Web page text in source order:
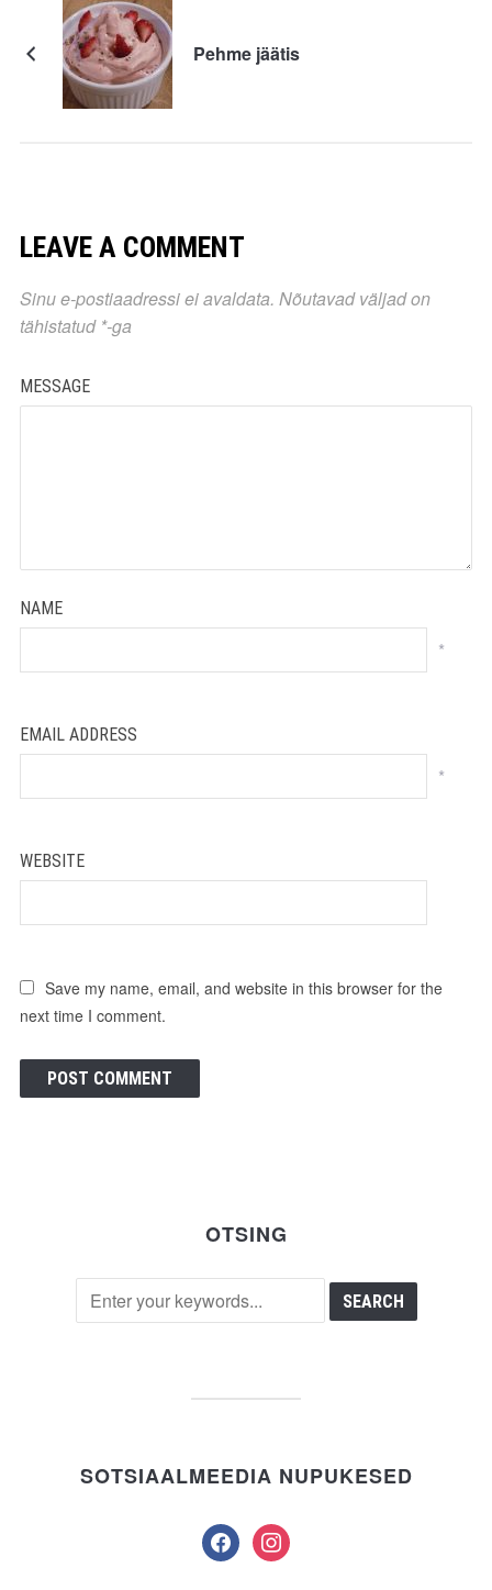
Pehme jäätis
LEAVE A COMMENT
Sinu e-postiaadressi ei avaldata. Nõutavad väljad on
tähistatud *-ga
MESSAGE
NAME
*
EMAIL ADDRESS
*
WEBSITE
Save my name, email, and website in this browser for the
next time I comment.
OTSING
SOTSIAALMEEDIA NUPUKESED
facebookinstagram